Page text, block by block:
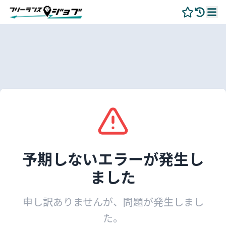
予期しないエラーが発生し
ました
申し訳ありませんが、問題が発生しまし
た。